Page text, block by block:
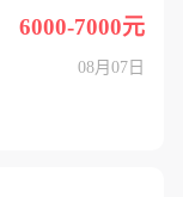
6000-7000元
08月07日